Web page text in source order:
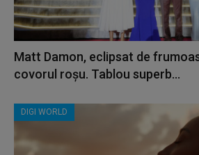
Matt Damon, eclipsat de
covorul roșu. Tablou superb...
DIGI WORLD